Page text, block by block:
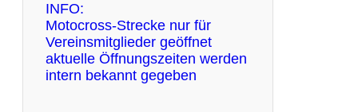
INFO:
Motocross-Strecke nur für
Vereinsmitglieder geöffnet
aktuelle Öffnungszeiten werden
intern bekannt gegeben